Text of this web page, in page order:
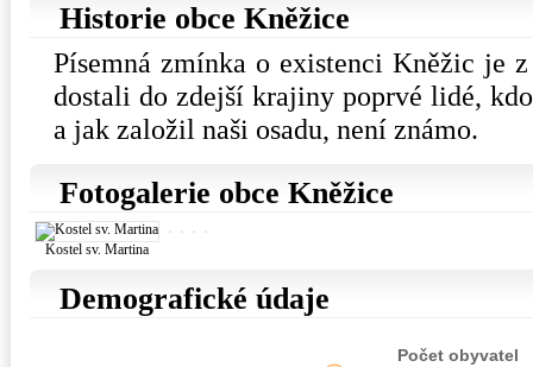
Historie obce Kněžice
Písemná zmínka o existenci Kněžic je
dostali do zdejší krajiny poprvé lidé,
a jak založil naši osadu, není známo.
Fotogalerie obce Kněžice
Kostel sv. Martina
Demografické údaje